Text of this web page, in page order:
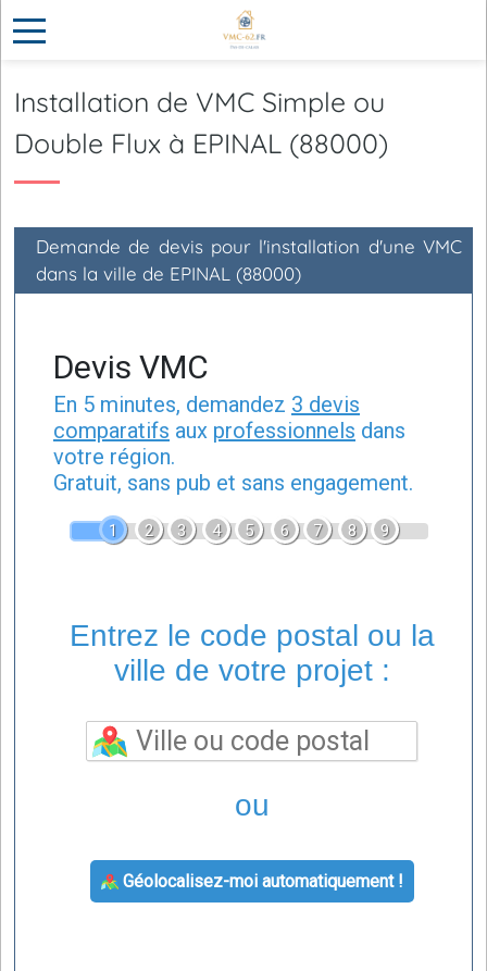
Installation de VMC Simple ou
Double Flux à EPINAL (88000)
Demande de devis pour l'installation d'une VMC
dans la ville de EPINAL (88000)
Devis VMC
En 5 minutes, demandez 3 devis
comparatifs aux professionnels dans
votre région.
Gratuit, sans pub et sans engagement.
1 2 3 4 5 6 7 8 9
Entrez le code postal ou la
ville de votre projet :
ou
Géolocalisez-moi automatiquement !